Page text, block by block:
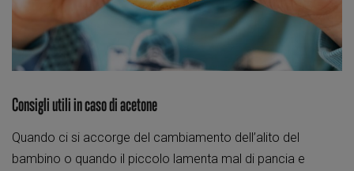
Consigli utili in caso di acetone
Quando ci si accorge del cambiamento dell’alito del
bambino o quando il piccolo lamenta mal di pancia e